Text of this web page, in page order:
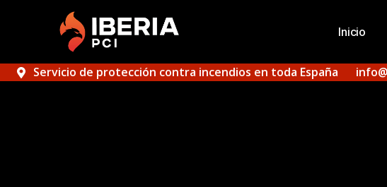
Inicio
Servicio de protección contra incendios en toda España